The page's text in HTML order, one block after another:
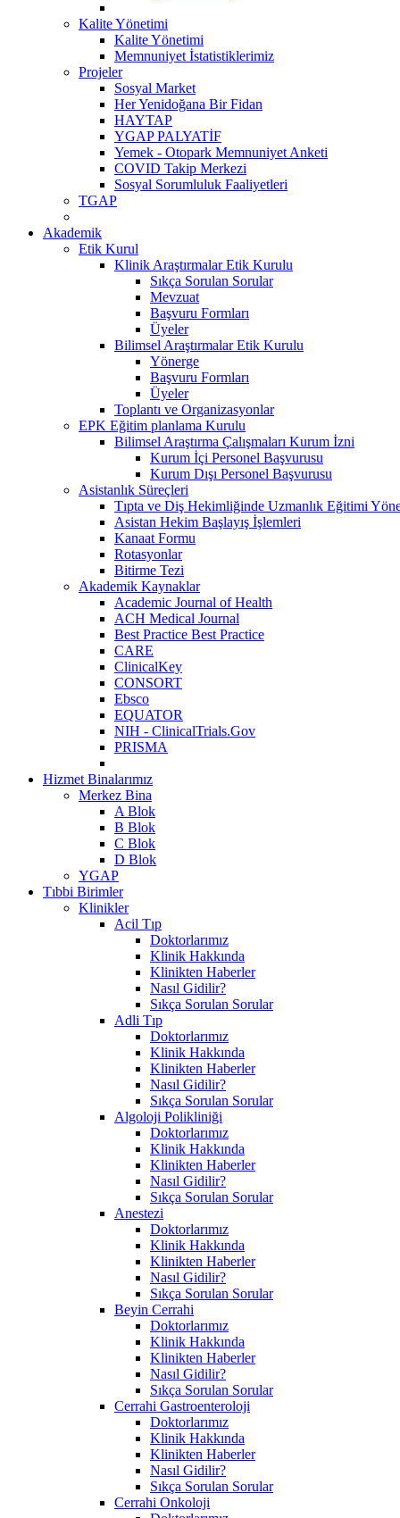
Kalite Yönetimi
Kalite Yönetimi
Memnuniyet İstatistiklerimiz
Projeler
Sosyal Market
Her Yenidoğana Bir Fidan
HAYTAP
YGAP PALYATİF
Yemek - Otopark Memnuniyet Anketi
COVID Takip Merkezi
Sosyal Sorumluluk Faaliyetleri
TGAP
Akademik
Etik Kurul
Klinik Araştırmalar Etik Kurulu
Sıkça Sorulan Sorular
Mevzuat
Başvuru Formları
Üyeler
Bilimsel Araştırmalar Etik Kurulu
Yönerge
Başvuru Formları
Üyeler
Toplantı ve Organizasyonlar
EPK Eğitim planlama Kurulu
Bilimsel Araştırma Çalışmaları Kurum İzni
Kurum İçi Personel Başvurusu
Kurum Dışı Personel Başvurusu
Asistanlık Süreçleri
Tıpta ve Diş Hekimliğinde Uzmanlık Eğitimi
Asistan Hekim Başlayış İşlemleri
Kanaat Formu
Rotasyonlar
Bitirme Tezi
Akademik Kaynaklar
Academic Journal of Health
ACH Medical Journal
Best Practice Best Practice
CARE
ClinicalKey
CONSORT
Ebsco
EQUATOR
NIH - ClinicalTrials.Gov
PRISMA
Hizmet Binalarımız
Merkez Bina
A Blok
B Blok
C Blok
D Blok
YGAP
Tıbbi Birimler
Klinikler
Acil Tıp
Doktorlarımız
Klinik Hakkında
Klinikten Haberler
Nasıl Gidilir?
Sıkça Sorulan Sorular
Adli Tıp
Doktorlarımız
Klinik Hakkında
Klinikten Haberler
Nasıl Gidilir?
Sıkça Sorulan Sorular
Algoloji Polikliniği
Doktorlarımız
Klinik Hakkında
Klinikten Haberler
Nasıl Gidilir?
Sıkça Sorulan Sorular
Anestezi
Doktorlarımız
Klinik Hakkında
Klinikten Haberler
Nasıl Gidilir?
Sıkça Sorulan Sorular
Beyin Cerrahi
Doktorlarımız
Klinik Hakkında
Klinikten Haberler
Nasıl Gidilir?
Sıkça Sorulan Sorular
Cerrahi Gastroenteroloji
Doktorlarımız
Klinik Hakkında
Klinikten Haberler
Nasıl Gidilir?
Sıkça Sorulan Sorular
Cerrahi Onkoloji